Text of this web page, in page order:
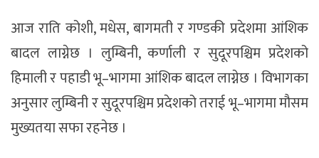
आज राति कोशी, मधेस, बागमती र गण्डकी प्रदेशमा आंशिक
बादल लाग्नेछ । लुम्बिनी, कर्णाली र सुदूरपश्चिम प्रदेशको
हिमाली र पहाडी भू–भागमा आंशिक बादल लाग्नेछ । विभागका
अनुसार लुम्बिनी र सुदूरपश्चिम प्रदेशको तराई भू–भागमा मौसम
मुख्यतया सफा रहनेछ ।